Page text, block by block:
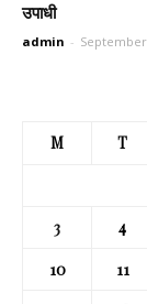
उपाधी
admin - September
M T
3
4
10
11